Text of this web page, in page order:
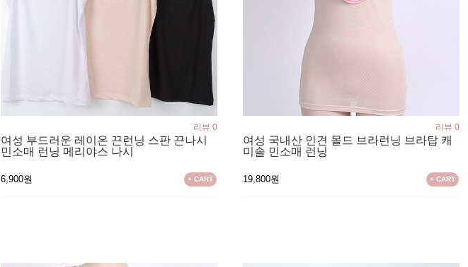
리뷰 0
여성 부드러운 레이온 끈런닝 스판 끈나시
민소매 런닝 메리야스 나시
6,900원 + CART
리뷰 0
여성 국내산 인견 몰드 브라런닝 브라탑 캐
미솔 민소매 런닝
19,800원 + CART